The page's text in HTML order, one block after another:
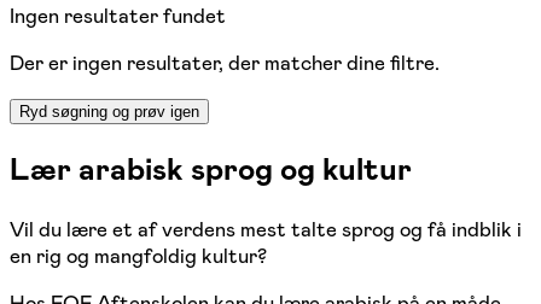
Ingen resultater fundet
Der er ingen resultater, der matcher dine filtre.
Ryd søgning og prøv igen
Lær arabisk sprog og kultur
Vil du lære et af verdens mest talte sprog og få indblik i
en rig og mangfoldig kultur?